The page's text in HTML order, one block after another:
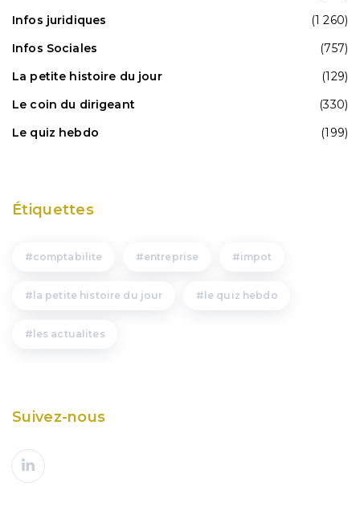
Infos juridiques
(1 260)
Infos Sociales
(757)
La petite histoire du jour
(129)
Le coin du dirigeant
(330)
Le quiz hebdo
(199)
Étiquettes
comptabilite entreprise impot
la petite histoire du jour le quiz hebdo
les actualites
Suivez-nous